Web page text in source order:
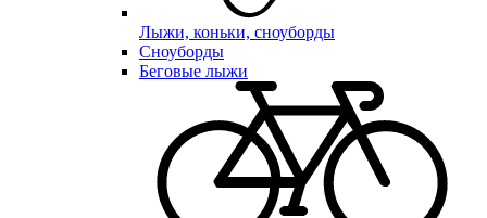
Лыжи, коньки, сноуборды
Сноуборды
Беговые лыжи